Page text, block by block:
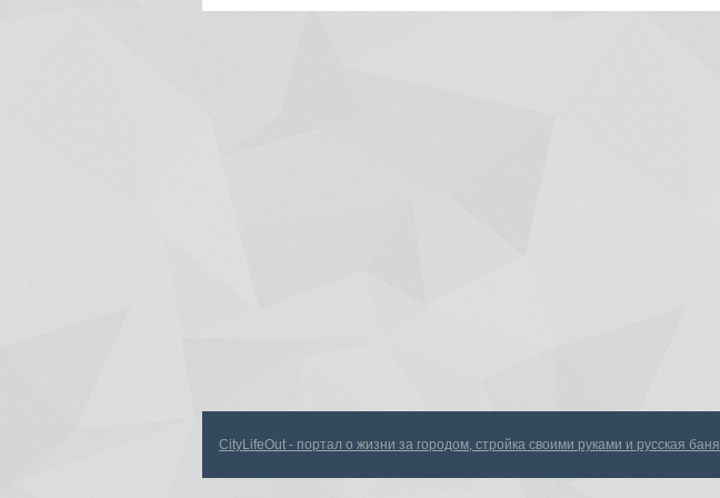
CityLifeOut - портал о жизни за городом, стройка своими руками и русская баня